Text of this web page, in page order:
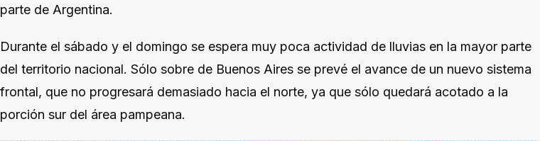
parte de Argentina.
Durante el sábado y el domingo se espera muy poca actividad de lluvias en la mayor parte
del territorio nacional. Sólo sobre de Buenos Aires se prevé el avance de un nuevo sistema
frontal, que no progresará demasiado hacia el norte, ya que sólo quedará acotado a la
porción sur del área pampeana.